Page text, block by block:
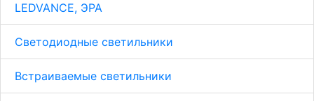
LEDVANCE, ЭРА
Светодиодные светильники
Встраиваемые светильники